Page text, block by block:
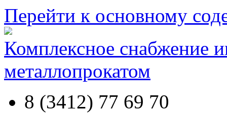
Перейти к основному
Комплексное снабжение
металлопрокатом
8 (3412) 77 69 70